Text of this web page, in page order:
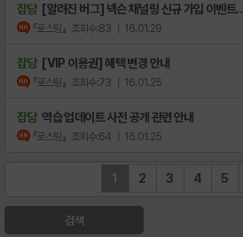
잡담 [알려진 버그] 넥슨 채널링 신규 가입 이벤트..
『로스팅』 조회수:83 | 16.01.29
잡담 [VIP 이용권] 혜택 변경 안내
『로스팅』 조회수:73 | 16.01.25
잡담 역습 업데이트 사전 공개 관련 안내
『로스팅』 조회수:64 | 16.01.25
1 2 3 4 5
검색